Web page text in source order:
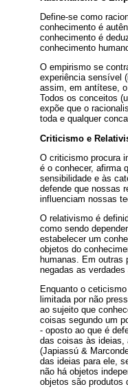
Define-se como
conhecimento é
conhecimento é
conhecimento
O empirismo se
experiência sensível
assim, em antítese,
Todos os conceitos
expõe que o
toda e qualquer
Criticismo e
O criticismo procura
é o conhecer, afirma
sensibilidade e às
defende que nossas
influenciam nossas
O relativismo é
como sendo
estabelecer um
objetos do
humanas. Em
negadas as
Enquanto o
limitada por não
ao sujeito que
coisas segundo um
- oposto ao que é
das coisas às ideias,
(Japiassú &
das ideias para ele,
não há objetos
objetos são produtos